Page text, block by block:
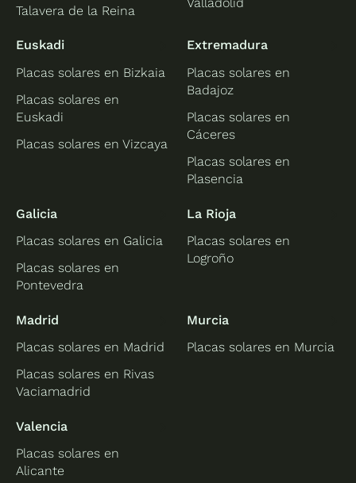
Talavera de la Reina
Euskadi
Placas solares en Bizkaia
Placas solares en
Euskadi
Placas solares en Vizcaya
Extremadura
Placas solares en
Badajoz
Placas solares en
Cáceres
Placas solares en
Plasencia
Galicia
Placas solares en Galicia
Placas solares en
Pontevedra
La Rioja
Placas solares en
Logroño
Madrid
Placas solares en Madrid
Placas solares en Rivas
Vaciamadrid
Murcia
Placas solares en Murcia
Valencia
Placas solares en
Alicante